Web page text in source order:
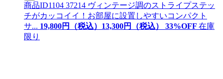
商品ID1104 37214 ヴィンテージ調のストライプステッ
チがカッコイイ！お部屋に設置しやすいコンパクト
サ... 19,800円（税込） 13,300円（税込） 33%OFF 在庫
限り